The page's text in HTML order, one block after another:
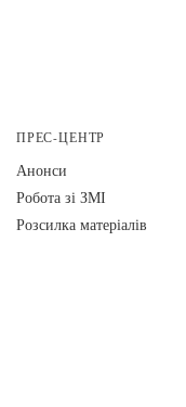
ПРЕС-ЦЕНТР
Анонси
Робота зі ЗМІ
Розсилка матеріалів